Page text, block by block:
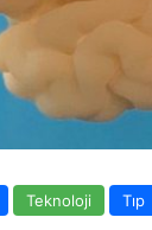
Teknoloji Tıp